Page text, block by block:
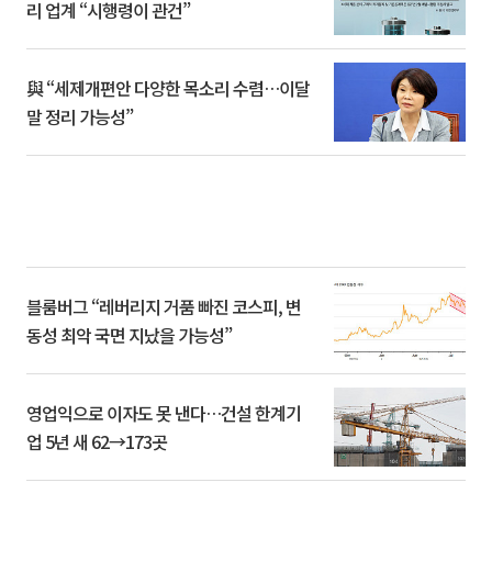
리 업계 “시행령이 관건”
與 “세제개편안 다양한 목소리 수렴…이달
말 정리 가능성”
블룸버그 “레버리지 거품 빠진 코스피, 변
동성 최악 국면 지났을 가능성”
영업익으로 이자도 못 낸다…건설 한계기
업 5년 새 62→173곳